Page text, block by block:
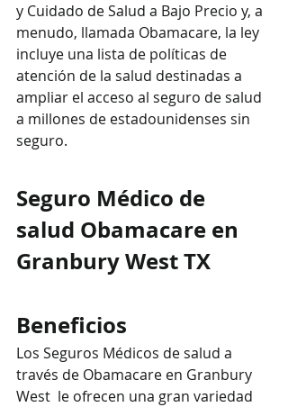
y Cuidado de Salud a Bajo Precio y, a
menudo, llamada Obamacare, la ley
incluye una lista de políticas de
atención de la salud destinadas a
ampliar el acceso al seguro de salud
a millones de estadounidenses sin
seguro.
Seguro Médico de
salud Obamacare en
Granbury West TX
Beneficios
Los Seguros Médicos de salud a
través de Obamacare en Granbury
West  le ofrecen una gran variedad